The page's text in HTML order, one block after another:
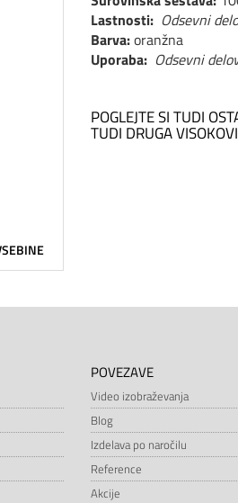
Lastnosti: Odsevni
Barva:oranžna
Uporaba: Odsevni
POGLEJTE SI TUDI
TUDI DRUGA
POVEZAVE
Video izobraževanja
Blog
Izdelava po naročilu
Reference
Akcije